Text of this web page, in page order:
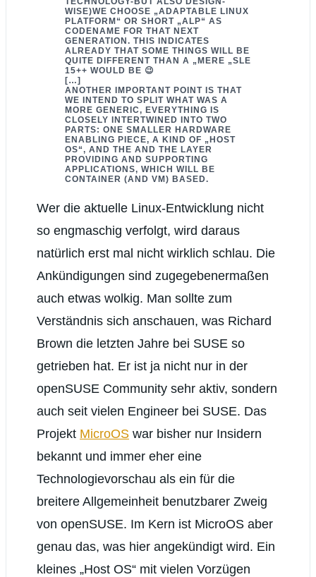
WISE)WE CHOOSE „ADAPTABLE LINUX
PLATFORM“ OR SHORT „ALP“ AS
CODENAME FOR THAT NEXT
GENERATION. THIS INDICATES
ALREADY THAT SOME THINGS WILL BE
QUITE DIFFERENT THAN A „MERE „SLE
15++ WOULD BE 😉
[…]
ANOTHER IMPORTANT POINT IS THAT
WE INTEND TO SPLIT WHAT WAS A
MORE GENERIC, EVERYTHING IS
CLOSELY INTERTWINED INTO TWO
PARTS: ONE SMALLER HARDWARE
ENABLING PIECE, A KIND OF „HOST
OS“, AND THE AND THE LAYER
PROVIDING AND SUPPORTING
APPLICATIONS, WHICH WILL BE
CONTAINER (AND VM) BASED.
Wer die aktuelle Linux-Entwicklung nicht
so engmaschig verfolgt, wird daraus
natürlich erst mal nicht wirklich schlau. Die
Ankündigungen sind zugegebenermaßen
auch etwas wolkig. Man sollte zum
Verständnis sich anschauen, was Richard
Brown die letzten Jahre bei SUSE so
getrieben hat. Er ist ja nicht nur in der
openSUSE Community sehr aktiv, sondern
auch seit vielen Engineer bei SUSE. Das
Projekt MicroOS war bisher nur Insidern
bekannt und immer eher eine
Technologievorschau als ein für die
breitere Allgemeinheit benutzbarer Zweig
von openSUSE. Im Kern ist MicroOS aber
genau das, was hier angekündigt wird. Ein
kleines „Host OS“ mit vielen Vorzügen